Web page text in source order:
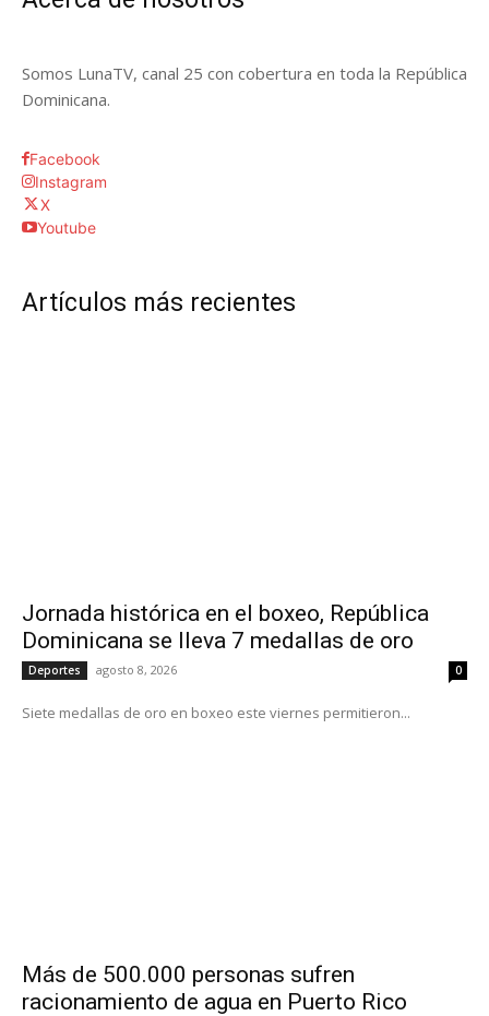
Somos LunaTV, canal 25 con cobertura en toda la República
Dominicana.
Facebook
Instagram
X
Youtube
Artículos más recientes
Jornada histórica en el boxeo, República
Dominicana se lleva 7 medallas de oro
Deportes agosto 8, 2026 0
Siete medallas de oro en boxeo este viernes permitieron...
Más de 500.000 personas sufren
racionamiento de agua en Puerto Rico